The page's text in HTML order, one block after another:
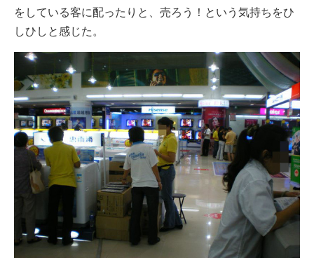
をしている客に配ったりと、売ろう！という気持ちをひ
しひしと感じた。